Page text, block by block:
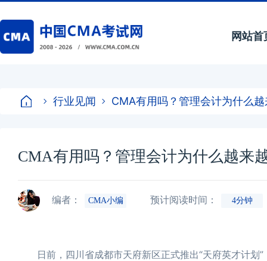
网站首
行业见闻 CMA有用吗？管理会计为什么
CMA有用吗？管理会计为什么越来
编者： CMA小编 预计阅读时间： 4分钟
日前，四川省成都市天府新区正式推出“天府英才计划”